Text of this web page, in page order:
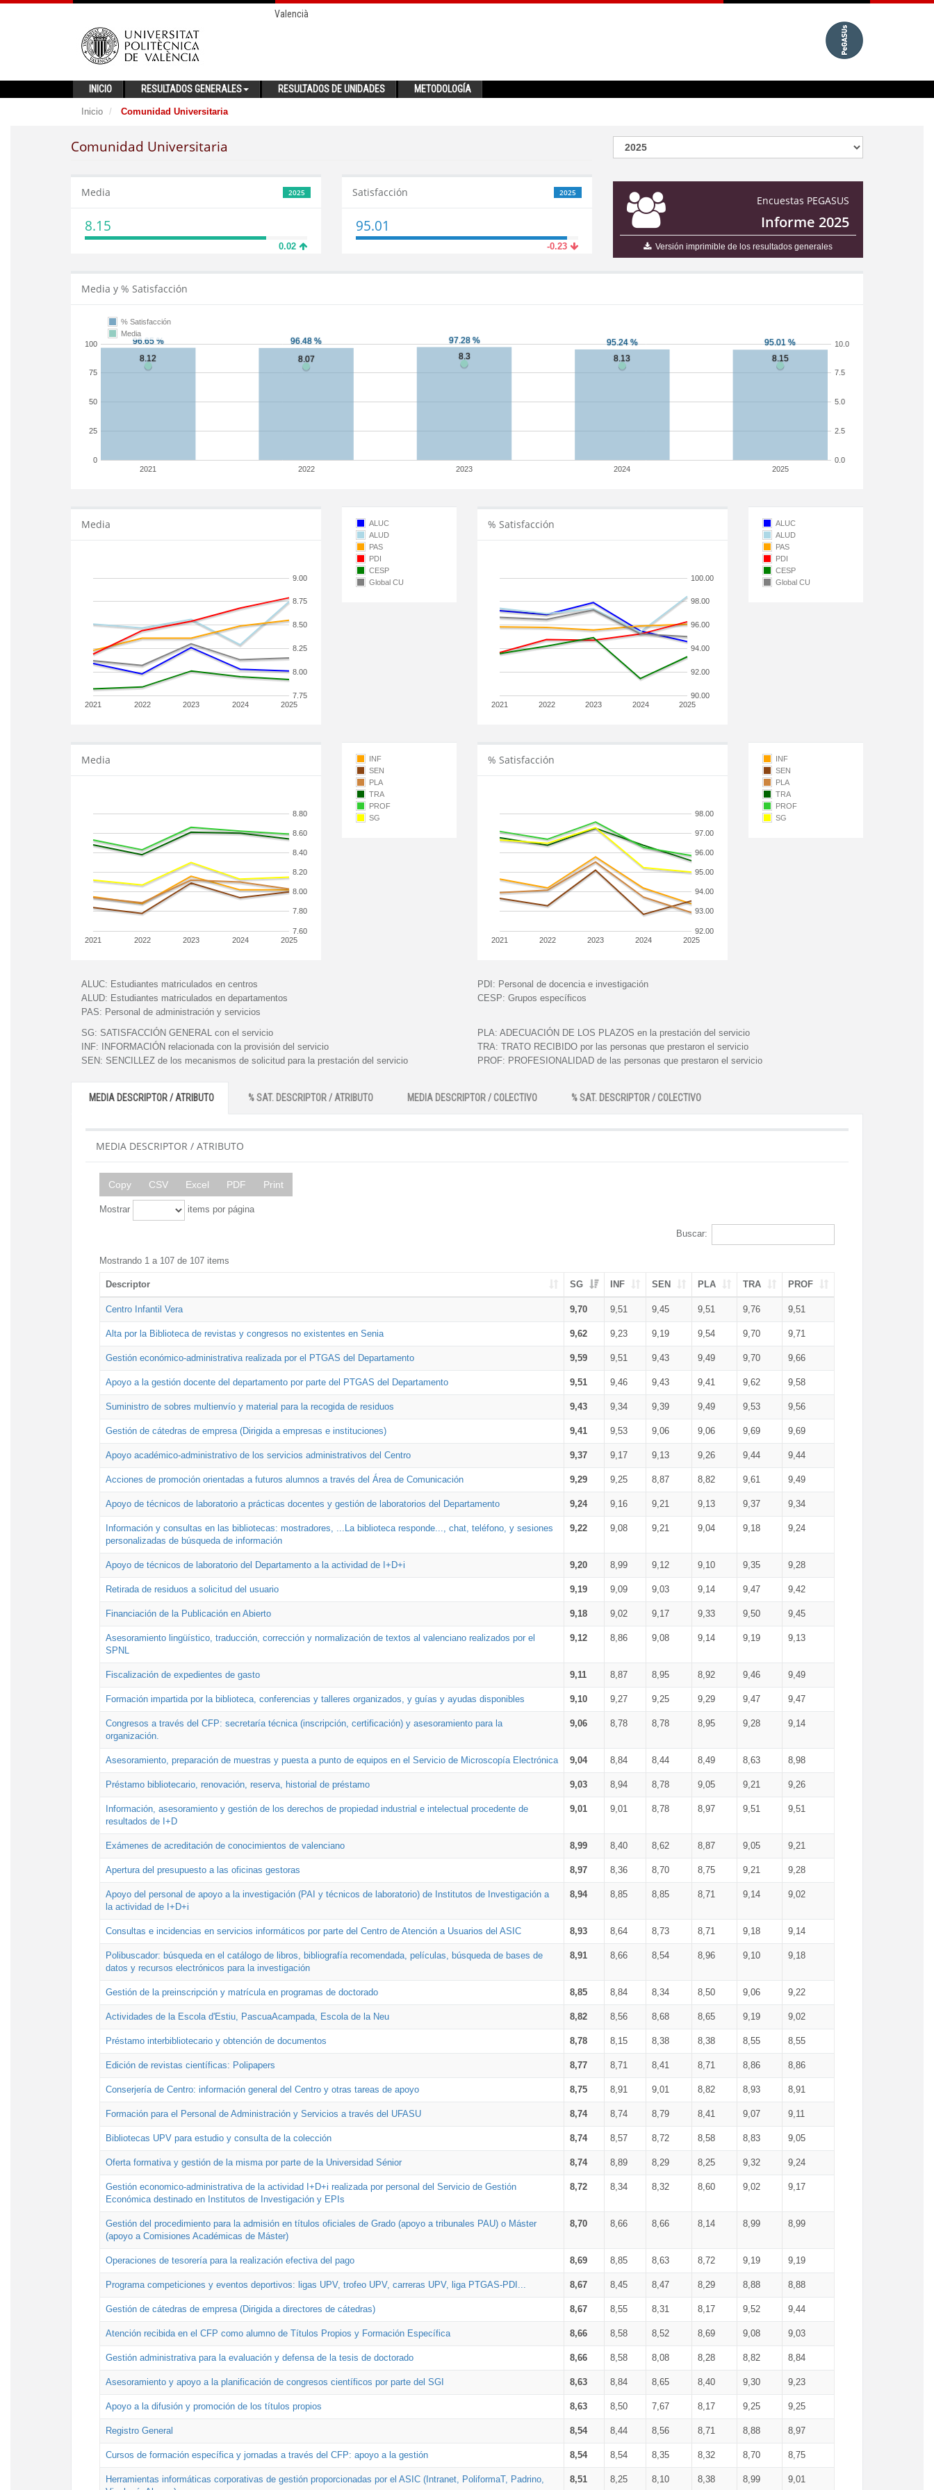
Valencià
INICIO RESULTADOS GENERALES RESULTADOS DE UNIDADES METODOLOGÍA
Inicio Comunidad Universitaria
Comunidad Universitaria
Encuestas PEGASUS
Informe 2025
Versión imprimible de los resultados generales
2025
Media
8.15
0.02
2025
Satisfacción
95.01
-0.23
Media y % Satisfacción
2021 2022 2023 2024 2025
0
25
50
75
100
0.0
2.5
5.0
7.5
10.0
% Satisfacción
Media
Media
2021 2022 2023 2024 2025
7.75
8.00
8.25
8.50
8.75
9.00
ALUC
ALUD
PAS
PDI
CESP
Global CU
% Satisfacción
2021 2022 2023 2024 2025
90.00
92.00
94.00
96.00
98.00
100.00
ALUC
ALUD
PAS
PDI
CESP
Global CU
Media
2021 2022 2023 2024 2025
7.60
7.80
8.00
8.20
8.40
8.60
8.80
INF
SEN
PLA
TRA
PROF
SG
% Satisfacción
2021 2022 2023 2024 2025
92.00
93.00
94.00
95.00
96.00
97.00
98.00
INF
SEN
PLA
TRA
PROF
SG
ALUC: Estudiantes matriculados en centros
ALUD: Estudiantes matriculados en departamentos
PAS: Personal de administración y servicios
PDI: Personal de docencia e investigación
CESP: Grupos específicos
SG: SATISFACCIÓN GENERAL con el servicio
INF:
INFORMACIÓN relacionada con la provisión del servicio
SEN: SENCILLEZ de los mecanismos de solicitud para la prestación del servicio
PLA: ADECUACIÓN DE LOS PLAZOS en la prestación del servicio
TRA: TRATO RECIBIDO por las personas que prestaron el servicio
PROF: PROFESIONALIDAD de las personas que prestaron el servicio
MEDIA DESCRIPTOR / ATRIBUTO % SAT. DESCRIPTOR / ATRIBUTO MEDIA DESCRIPTOR / COLECTIVO % SAT. DESCRIPTOR / COLECTIVO
MEDIA DESCRIPTOR / ATRIBUTO
Copy CSV Excel PDF Print
Mostrar items por página
Buscar:
Mostrando 1 a 107 de 107 items
Descriptor SG INF SEN PLA TRA PROF
Centro Infantil Vera 9,70 9,51 9,45 9,51 9,76 9,51
Alta por la Biblioteca de revistas y congresos no existentes en Senia 9,62 9,23 9,19 9,54 9,70 9,71
Gestión económico-administrativa realizada por el PTGAS del Departamento 9,59 9,51 9,43 9,49 9,70 9,66
Apoyo a la gestión docente del departamento por parte del PTGAS del Departamento 9,51 9,46 9,43 9,41 9,62 9,58
Suministro de sobres multienvío y material para la recogida de residuos 9,43 9,34 9,39 9,49 9,53 9,56
Gestión de cátedras de empresa (Dirigida a empresas e instituciones) 9,41 9,53 9,06 9,06 9,69 9,69
Apoyo académico-administrativo de los servicios administrativos del Centro 9,37 9,17 9,13 9,26 9,44 9,44
Acciones de promoción orientadas a futuros alumnos a través del Área de Comunicación 9,29 9,25 8,87 8,82 9,61 9,49
Apoyo de técnicos de laboratorio a prácticas docentes y gestión de laboratorios del Departamento 9,24 9,16 9,21 9,13 9,37 9,34
Información y consultas en las bibliotecas: mostradores, ...La biblioteca responde..., chat, teléfono, y sesiones
personalizadas de búsqueda de información
9,22 9,08 9,21 9,04 9,18 9,24
Apoyo de técnicos de laboratorio del Departamento a la actividad de I+D+i 9,20 8,99 9,12 9,10 9,35 9,28
Retirada de residuos a solicitud del usuario 9,19 9,09 9,03 9,14 9,47 9,42
Financiación de la Publicación en Abierto 9,18 9,02 9,17 9,33 9,50 9,45
Asesoramiento lingüístico, traducción, corrección y normalización de textos al valenciano realizados por el
SPNL
9,12 8,86 9,08 9,14 9,19 9,13
Fiscalización de expedientes de gasto 9,11 8,87 8,95 8,92 9,46 9,49
Formación impartida por la biblioteca, conferencias y talleres organizados, y guías y ayudas disponibles 9,10 9,27 9,25 9,29 9,47 9,47
Congresos a través del CFP: secretaría técnica (inscripción, certificación) y asesoramiento para la
organización.
9,06 8,78 8,78 8,95 9,28 9,14
Asesoramiento, preparación de muestras y puesta a punto de equipos en el Servicio de Microscopía Electrónica 9,04 8,84 8,44 8,49 8,63 8,98
Préstamo bibliotecario, renovación, reserva, historial de préstamo 9,03 8,94 8,78 9,05 9,21 9,26
Información, asesoramiento y gestión de los derechos de propiedad industrial e intelectual procedente de
resultados de I+D
9,01 9,01 8,78 8,97 9,51 9,51
Exámenes de acreditación de conocimientos de valenciano 8,99 8,40 8,62 8,87 9,05 9,21
Apertura del presupuesto a las oficinas gestoras 8,97 8,36 8,70 8,75 9,21 9,28
Apoyo del personal de apoyo a la investigación (PAI y técnicos de laboratorio) de Institutos de Investigación a
la actividad de I+D+i
8,94 8,85 8,85 8,71 9,14 9,02
Consultas e incidencias en servicios informáticos por parte del Centro de Atención a Usuarios del ASIC 8,93 8,64 8,73 8,71 9,18 9,14
Polibuscador: búsqueda en el catálogo de libros, bibliografía recomendada, películas, búsqueda de bases de
datos y recursos electrónicos para la investigación
8,91 8,66 8,54 8,96 9,10 9,18
Gestión de la preinscripción y matrícula en programas de doctorado 8,85 8,84 8,34 8,50 9,06 9,22
Actividades de la Escola d'Estiu, PascuaAcampada, Escola de la Neu 8,82 8,56 8,68 8,65 9,19 9,02
Préstamo interbibliotecario y obtención de documentos 8,78 8,15 8,38 8,38 8,55 8,55
Edición de revistas científicas: Polipapers 8,77 8,71 8,41 8,71 8,86 8,86
Conserjería de Centro: información general del Centro y otras tareas de apoyo 8,75 8,91 9,01 8,82 8,93 8,91
Formación para el Personal de Administración y Servicios a través del UFASU 8,74 8,74 8,79 8,41 9,07 9,11
Bibliotecas UPV para estudio y consulta de la colección 8,74 8,57 8,72 8,58 8,83 9,05
Oferta formativa y gestión de la misma por parte de la Universidad Sénior 8,74 8,89 8,29 8,25 9,32 9,24
Gestión economico-administrativa de la actividad I+D+i realizada por personal del Servicio de Gestión
Económica destinado en Institutos de Investigación y EPIs
8,72 8,34 8,32 8,60 9,02 9,17
Gestión del procedimiento para la admisión en títulos oficiales de Grado (apoyo a tribunales PAU) o Máster
(apoyo a Comisiones Académicas de Máster)
8,70 8,66 8,66 8,14 8,99 8,99
Operaciones de tesorería para la realización efectiva del pago 8,69 8,85 8,63 8,72 9,19 9,19
Programa competiciones y eventos deportivos: ligas UPV, trofeo UPV, carreras UPV, liga PTGAS-PDI... 8,67 8,45 8,47 8,29 8,88 8,88
Gestión de cátedras de empresa (Dirigida a directores de cátedras) 8,67 8,55 8,31 8,17 9,52 9,44
Atención recibida en el CFP como alumno de Títulos Propios y Formación Específica 8,66 8,58 8,52 8,69 9,08 9,03
Gestión administrativa para la evaluación y defensa de la tesis de doctorado 8,66 8,58 8,08 8,28 8,82 8,84
Asesoramiento y apoyo a la planificación de congresos científicos por parte del SGI 8,63 8,84 8,65 8,40 9,30 9,23
Apoyo a la difusión y promoción de los títulos propios 8,63 8,50 7,67 8,17 9,25 9,25
Registro General 8,54 8,44 8,56 8,71 8,88 8,97
Cursos de formación específica y jornadas a través del CFP: apoyo a la gestión 8,54 8,54 8,35 8,32 8,70 8,75
Herramientas informáticas corporativas de gestión proporcionadas por el ASIC (Intranet, PoliformaT, Padrino,
8,51 8,25 8,10 8,38 8,99 9,01